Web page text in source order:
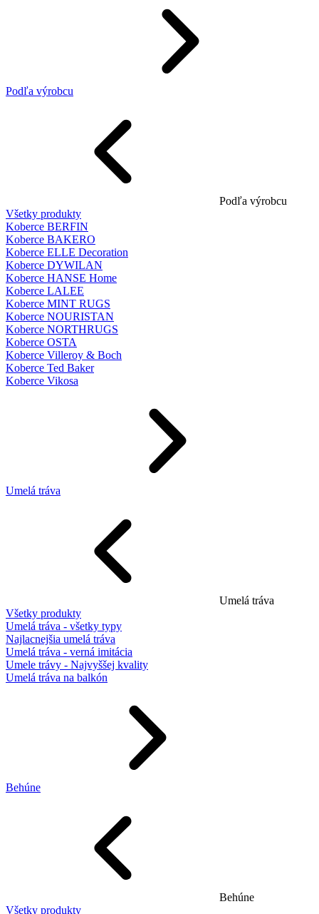
Podľa výrobcu
Podľa výrobcu
Všetky produkty
Koberce BERFIN
Koberce BAKERO
Koberce ELLE Decoration
Koberce DYWILAN
Koberce HANSE Home
Koberce LALEE
Koberce MINT RUGS
Koberce NOURISTAN
Koberce NORTHRUGS
Koberce OSTA
Koberce Villeroy & Boch
Koberce Ted Baker
Koberce Vikosa
Umelá tráva
Umelá tráva
Všetky produkty
Umelá tráva - všetky typy
Najlacnejšia umelá tráva
Umelá tráva - verná imitácia
Umele trávy - Najvyššej kvality
Umelá tráva na balkón
Behúne
Behúne
Všetky produkty